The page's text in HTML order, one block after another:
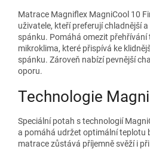
Matrace Magniflex MagniCool 10
uživatele, kteří preferují chladnější
spánku. Pomáhá omezit přehřívání
mikroklima, které přispívá ke
spánku. Zároveň nabízí pevnější
oporu.
Technologie
Speciální potah s technologií
a pomáhá udržet optimální teplotu
matrace zůstává příjemně svěží i